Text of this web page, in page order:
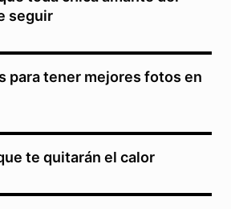
seguir
para tener mejores fotos en
te quitarán el calor